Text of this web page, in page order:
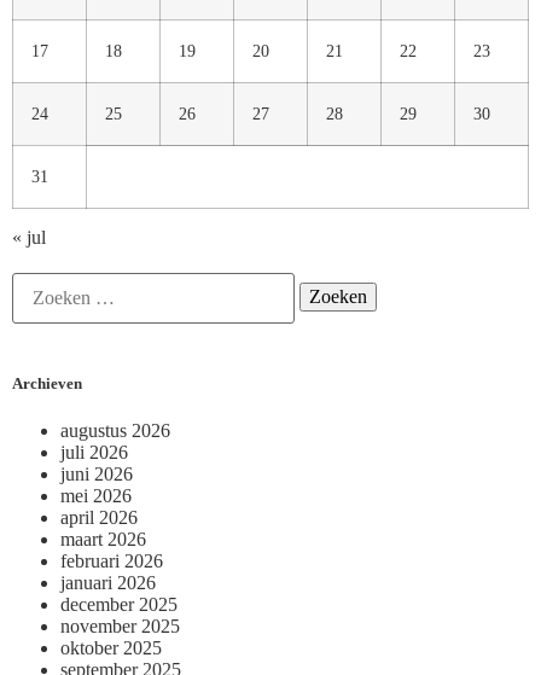
17 18 19 20 21 22 23
24 25 26 27 28 29 30
31
« jul
Archieven
augustus 2026
juli 2026
juni 2026
mei 2026
april 2026
maart 2026
februari 2026
januari 2026
december 2025
november 2025
oktober 2025
september 2025